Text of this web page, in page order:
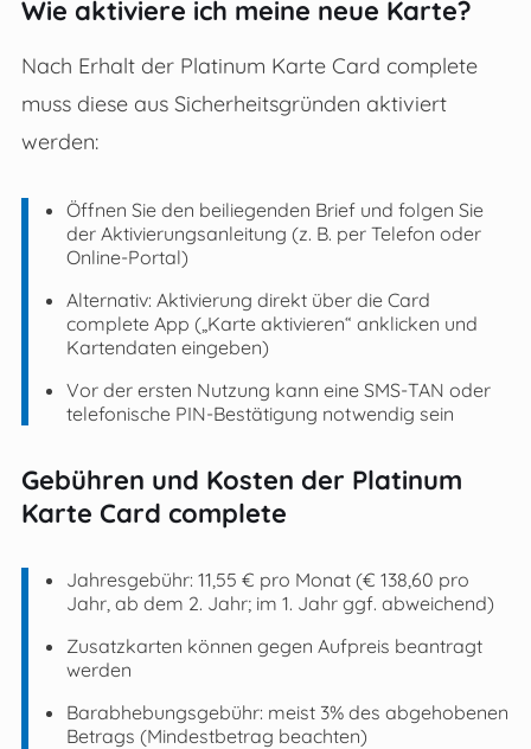
Wie aktiviere ich meine neue Karte?
Nach Erhalt der Platinum Karte Card complete
muss diese aus Sicherheitsgründen aktiviert
werden:
Öffnen Sie den beiliegenden Brief und folgen Sie
der Aktivierungsanleitung (z. B. per Telefon oder
Online-Portal)
Alternativ: Aktivierung direkt über die Card
complete App („Karte aktivieren“ anklicken und
Kartendaten eingeben)
Vor der ersten Nutzung kann eine SMS-TAN oder
telefonische PIN-Bestätigung notwendig sein
Gebühren und Kosten der Platinum
Karte Card complete
Jahresgebühr: 11,55 € pro Monat (€ 138,60 pro
Jahr, ab dem 2. Jahr; im 1. Jahr ggf. abweichend)
Zusatzkarten können gegen Aufpreis beantragt
werden
Barabhebungsgebühr: meist 3% des abgehobenen
Betrags (Mindestbetrag beachten)